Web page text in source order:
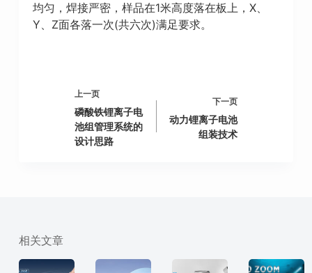
均匀，焊接严密，样品在1米高度落在板上，X、
Y、Z面各落一次(共六次)满足要求。
上一页
磷酸铁锂离子电
池组管理系统的
设计思路
下一页
动力锂离子电池
组装技术
相关文章